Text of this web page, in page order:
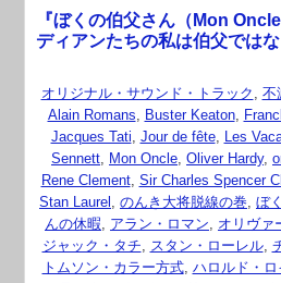
『ぼくの伯父さん（Mon
ディアンたちの私は伯父では
オリジナル・サウンド・トラック , 不
Alain Romans, Buster Keaton,
Jacques Tati, Jour de fête, Les
Sennett, Mon Oncle, Oliver Hardy,
Rene Clement, Sir Charles Spencer
Stan Laurel , のんき大将脱線の巻, ぼ
んの休暇, アラン・ロマン, オリヴァ
ジャック・タチ, スタン・ローレル,
トムソン・カラー方式, ハロルド・ロ